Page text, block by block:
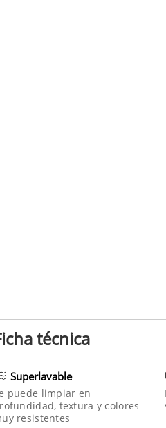
técnica
Superlavable
puede limpiar en
textura y colores
resistentes